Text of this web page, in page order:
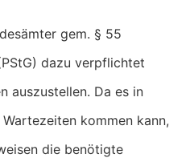
gem. § 55
dazu verpflichtet
auszustellen. Da es in
kommen kann,
die benötigte